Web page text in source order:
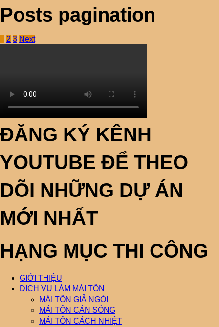
Posts pagination
2 3 Next
ĐĂNG KÝ KÊNH
YOUTUBE ĐỂ THEO
DÕI NHỮNG DỰ ÁN
MỚI NHẤT
HẠNG MỤC THI CÔNG
GIỚI THIỆU
DỊCH VỤ LÀM MÁI TÔN
MÁI TÔN GIẢ NGÓI
MÁI TÔN CÁN SÓNG
MÁI TÔN CÁCH NHIỆT